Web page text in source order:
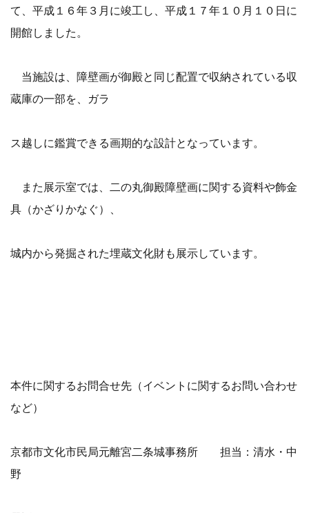
て、平成１６年３月に竣工し、平成１７年１０月１０日に
開館しました。
当施設は、障壁画が御殿と同じ配置で収納されている収
蔵庫の一部を、ガラ
ス越しに鑑賞できる画期的な設計となっています。
また展示室では、二の丸御殿障壁画に関する資料や飾金
具（かざりかなぐ）、
城内から発掘された埋蔵文化財も展示しています。
本件に関するお問合せ先（イベントに関するお問い合わせ
など）
京都市文化市民局元離宮二条城事務所 担当：清水・中
野